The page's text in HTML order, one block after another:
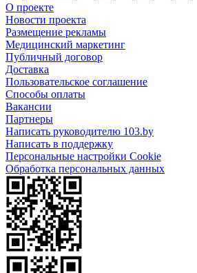
О проекте
Новости проекта
Размещение рекламы
Медицинский маркетинг
Публичный договор
Доставка
Пользовательское соглашение
Способы оплаты
Вакансии
Партнеры
Написать руководителю 103.by
Написать в поддержку
Персональные настройки Cookie
Обработка персональных данных